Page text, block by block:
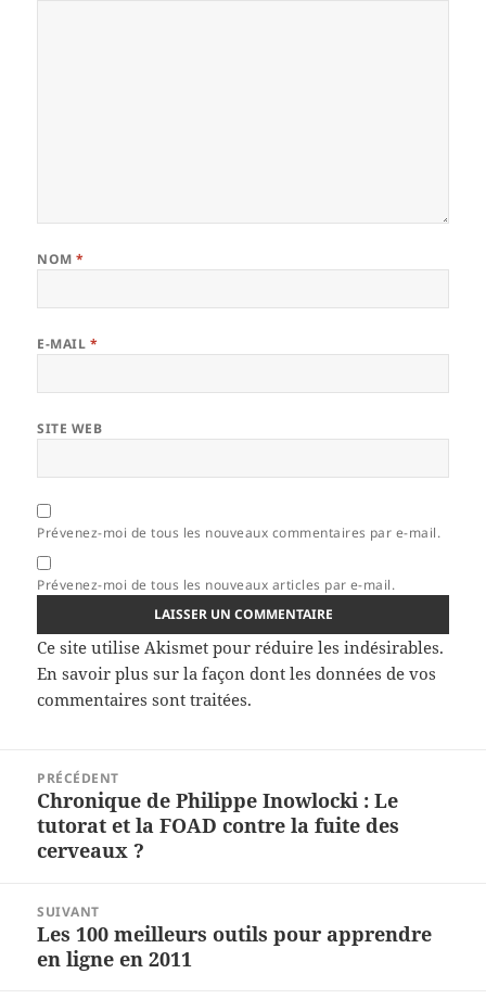
NOM*
E-MAIL *
SITE WEB
Prévenez-moi de tous les nouveaux commentaires par e-mail.
Prévenez-moi de tous les nouveaux articles par e-mail.
Ce site utilise Akismet pour réduire les indésirables.
En savoir plus sur la façon dont les données de vos
commentaires sont traitées.
l’article
PRÉCÉDENT
Article
précédent :
Chronique de Philippe Inowlocki : Le
tutorat et la FOAD contre la fuite des
cerveaux ?
SUIVANT
Article
suivant :
Les 100 meilleurs outils pour apprendre
en ligne en 2011